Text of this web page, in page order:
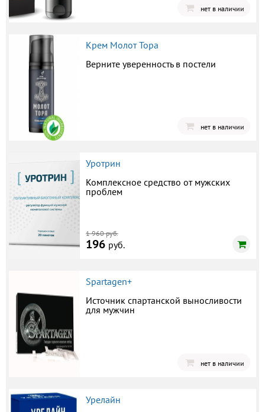
нет в наличии
Крем Молот Тора
Верните уверенность в постели
нет в наличии
Уротрин
Комплексное средство от мужских
проблем
1 960 руб.
196 руб.
Spartagen+
Источник спартанской выносливости
для мужчин
нет в наличии
Урелайн